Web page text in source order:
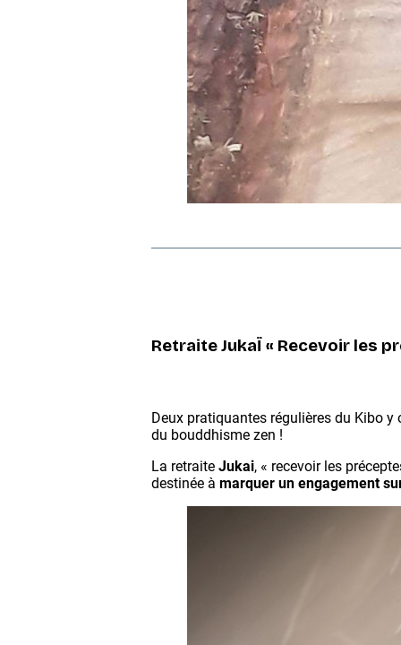
Retraite JukaÏ « Recevoir les
Deux pratiquantes régulières du Kibo
du bouddhisme zen !
La retraite Jukai, « recevoir les
destinée à marquer un engagement